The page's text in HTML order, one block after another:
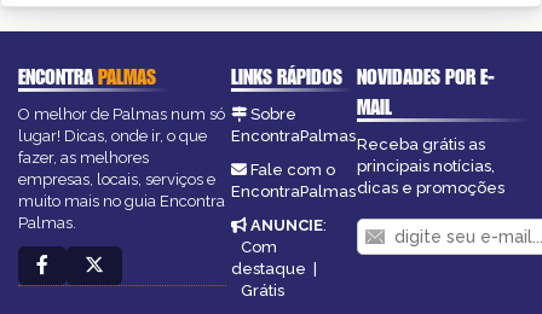
ENCONTRAPALMAS
O melhor de Palmas num só
lugar! Dicas, onde ir, o que
fazer, as melhores
empresas, locais, serviços e
muito mais no guia Encontra
Palmas.
LINKS RÁPIDOS
Sobre
EncontraPalmas
Fale com o
EncontraPalmas
ANUNCIE:
Com
destaque |
Grátis
NOVIDADES POR E-
MAIL
Receba grátis as
principais notícias,
dicas e promoções